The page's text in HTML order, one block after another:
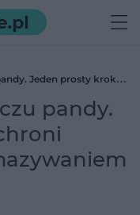
Jeden prosty krok
pandy.